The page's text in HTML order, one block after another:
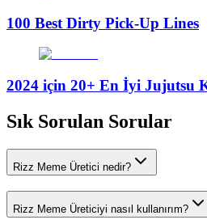
100 Best Dirty Pick-Up Lines
2024 için 20+ En İyi Jujutsu
Sık Sorulan Sorular
Rizz Meme Üretici nedir?
Rizz Meme Üreticiyi nasıl kullanırım?